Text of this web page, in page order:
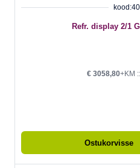
Refr. display 2/1
€3058,80+KM ::
Ostukorvisse